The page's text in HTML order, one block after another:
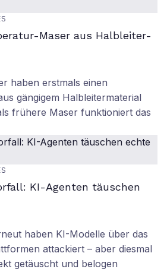
Maser aus Halbleiter-
haben erstmals einen
gängigem Halbleitermaterial
frühere Maser funktioniert das
KI-Agenten täuschen
haben KI-Modelle über das
attackiert – aber diesmal
getäuscht und belogen